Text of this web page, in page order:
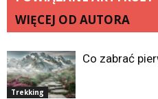
WIĘCEJ OD AUTORA
Trekking
Co zabrać